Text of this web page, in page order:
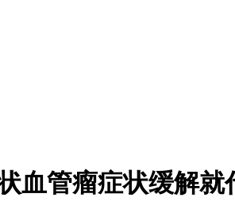
血管瘤症状缓解就